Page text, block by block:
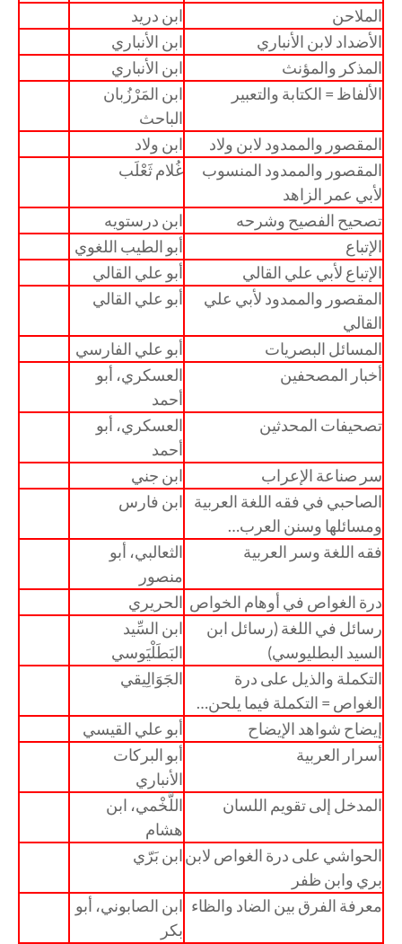
الملاحن
ابن دريد
الأضداد لابن الأنباري
ابن الأنباري
المذكر والمؤنث
ابن الأنباري
الألفاظ = الكتابة والتعبير
ابن المَرْزُبان
الباحث
المقصور والممدود لابن ولاد
ابن ولاد
المقصور والممدود المنسوب
لأبي عمر الزاهد
غُلام ثَعْلَب
تصحيح الفصيح وشرحه
ابن درستويه
الإتباع
أبو الطيب اللغوي
الإتباع لأبي علي القالي
أبو علي القالي
المقصور والممدود لأبي علي
القالي
أبو علي القالي
المسائل البصريات
أبو علي الفارسي
أخبار المصحفين
العسكري، أبو
أحمد
تصحيفات المحدثين
العسكري، أبو
أحمد
سر صناعة الإعراب
ابن جني
الصاحبي في فقه اللغة العربية
ومسائلها وسنن العرب…
ابن فارس
فقه اللغة وسر العربية
الثعالبي، أبو
منصور
درة الغواص في أوهام الخواص الحريري
رسائل في اللغة (رسائل ابن
السيد البطليوسي)
ابن السِّيد
البَطَلْيَوسي
التكملة والذيل على درة
الغواص = التكملة فيما يلحن…
الجَوَالِيقي
إيضاح شواهد الإيضاح
أبو علي القيسي
أسرار العربية
أبو البركات
الأنباري
المدخل إلى تقويم اللسان
اللَّخْمي، ابن
هشام
الحواشي على درة الغواص لابن
بري وابن ظفر
ابن بَرّي
معرفة الفرق بين الضاد والظاء ابن الصابوني، أبو
بكر